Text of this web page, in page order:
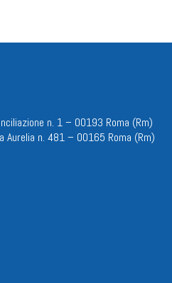
n. 1 – 00193 Roma (Rm)
Aurelia n. 481 – 00165 Roma (Rm)